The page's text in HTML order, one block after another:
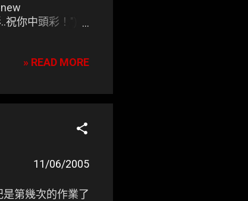
你中頭彩！");
» READ MORE
11/06/2005
第幾次的作業了